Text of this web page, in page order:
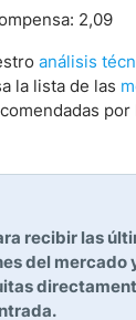
2,09
análisis
la lista de las
por
recibir las
del mercado